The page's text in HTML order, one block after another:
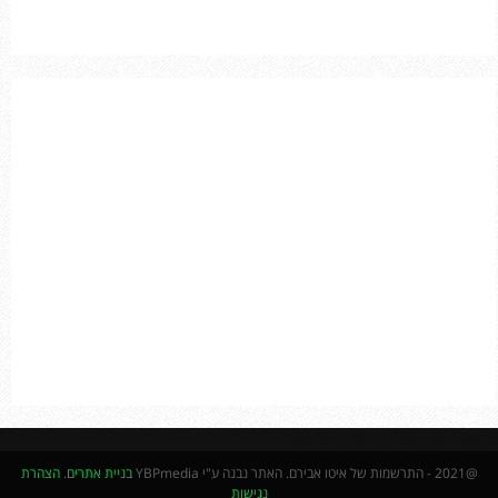
@2021 - התרשמות של איטו אבירם. האתר נבנה ע"י YBPmedia בניית אתרים.הצהרת
נגישות